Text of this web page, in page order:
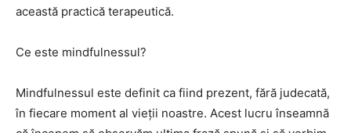
această practică terapeutică.
Ce este mindfulnessul?
Mindfulnessul este definit ca fiind prezent, fără judecată,
în fiecare moment al vieții noastre. Acest lucru înseamnă